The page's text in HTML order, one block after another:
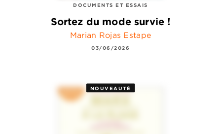
DOCUMENTS ET ESSAIS
Sortez du mode survie !
Marian Rojas Estape
03/06/2026
NOUVEAUTÉ